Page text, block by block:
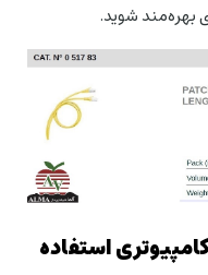
بهره‌مند شوید.
استفاده